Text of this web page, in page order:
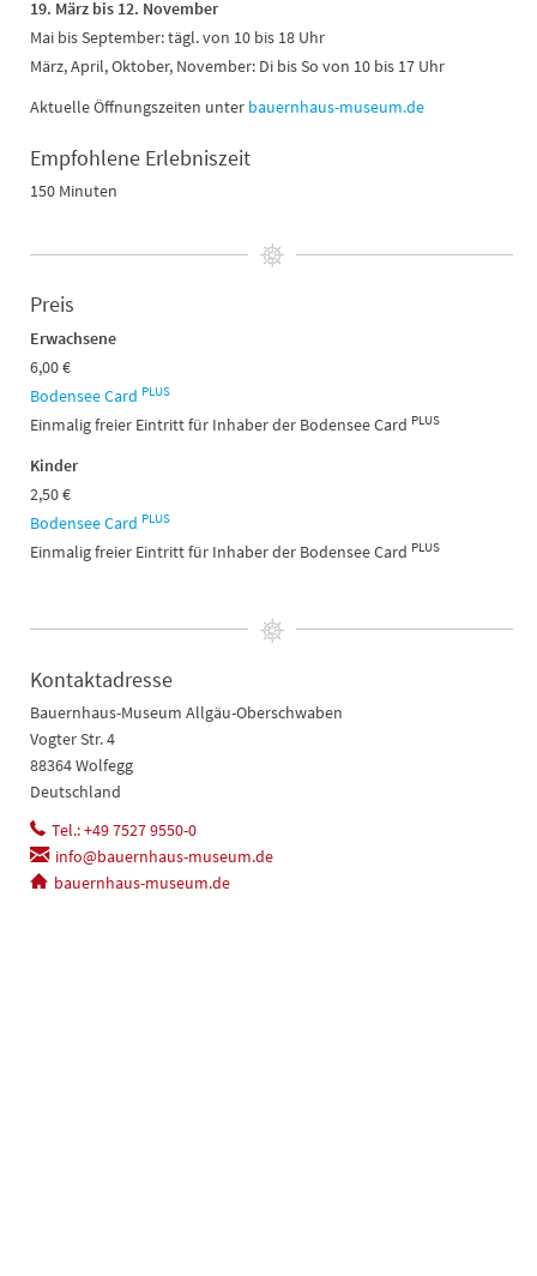
19. März bis 12. November
Mai bis September: tägl. von 10 bis 18 Uhr
März, April, Oktober, November: Di bis So von 10 bis 17 Uhr
Aktuelle Öffnungszeiten unter bauernhaus-museum.de
Empfohlene Erlebniszeit
150 Minuten
Preis
Erwachsene
6,00 €
Bodensee Card PLUS
Einmalig freier Eintritt für Inhaber der Bodensee Card PLUS
Kinder
2,50 €
Bodensee Card PLUS
Einmalig freier Eintritt für Inhaber der Bodensee Card PLUS
Kontaktadresse
Bauernhaus-Museum Allgäu-Oberschwaben
Vogter Str. 4
88364 Wolfegg
Deutschland
Tel.: +49 7527 9550-0
info@bauernhaus-museum.de
bauernhaus-museum.de